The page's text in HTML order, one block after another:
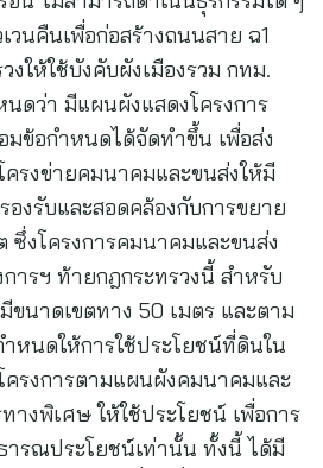
วนคืนเพื่อก่อสร้างถนนสาย ฉ1
งให้ใช้บังคับผังเมืองรวม กทม.
ดว่า มีแผนผังแสดงโครงการ
ข้อกำหนดได้จัดทำขึ้น เพื่อส่ง
รงข่ายคมนาคมและขนส่งให้มี
งรับและสอดคล้องกับการขยาย
ซึ่งโครงการคมนาคมและขนส่ง
ารฯ ท้ายกฎกระทรวงนี้ สำหรับ
นาดเขตทาง 50 เมตร และตาม
หนดให้การใช้ประโยชน์ที่ดินใน
รงการตามแผนผังคมนาคมและ
างพิเศษ ให้ใช้ประโยชน์ เพื่อการ
ารณประโยชน์เท่านั้น ทั้งนี้ ได้มี